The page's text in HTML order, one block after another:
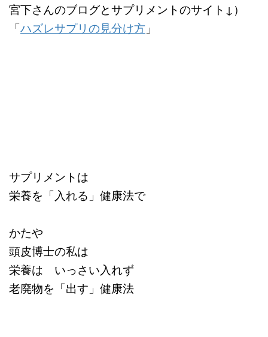
宮下さんのブログとサプリメントのサイト↓）
「ハズレサプリの見分け方 」
サプリメントは
栄養を「入れる」健康法で
かたや
頭皮博士の私は
栄養は いっさい入れず
老廃物を「出す」健康法